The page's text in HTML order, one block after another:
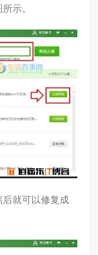
示。
后就可以修复成